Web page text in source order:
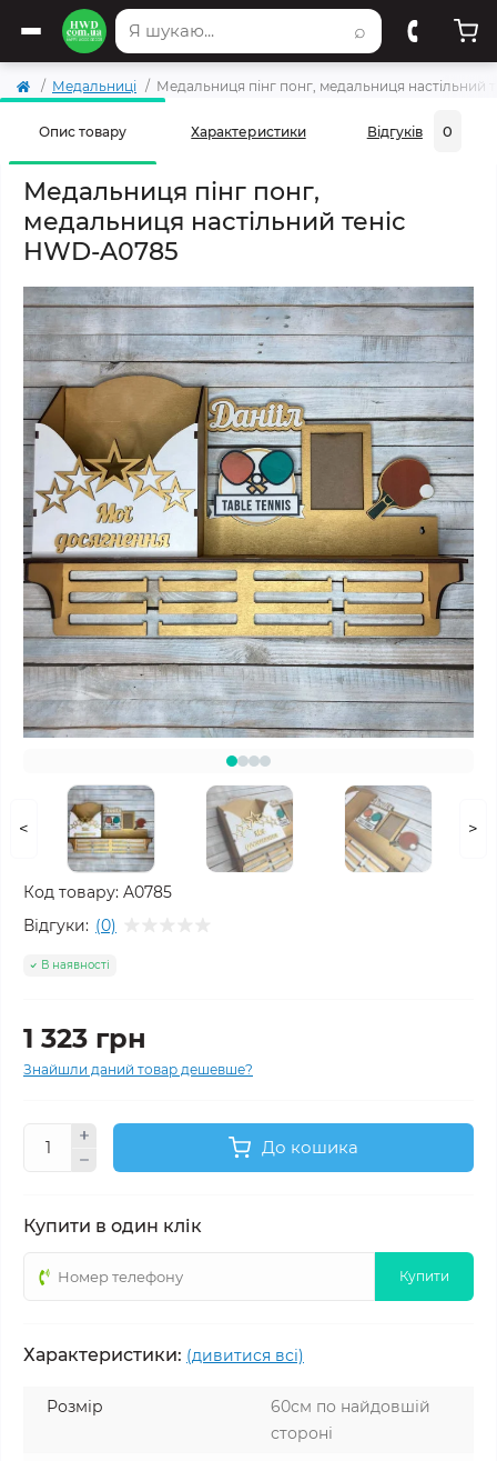
⌕
Медальниці Медальниця пінг понг, медальниця настільний
Опис товару Характеристики Відгуків 0
Медальниця пінг понг,
медальниця настільний теніс
HWD-A0785
< >
Код товару: A0785
Відгуки: (0)
В наявності
1 323 грн
Знайшли даний товар дешевше?
До кошика
Купити в один клік
Купити
Характеристики: (дивитися всі)
Розмір
60см по найдовшій
стороні